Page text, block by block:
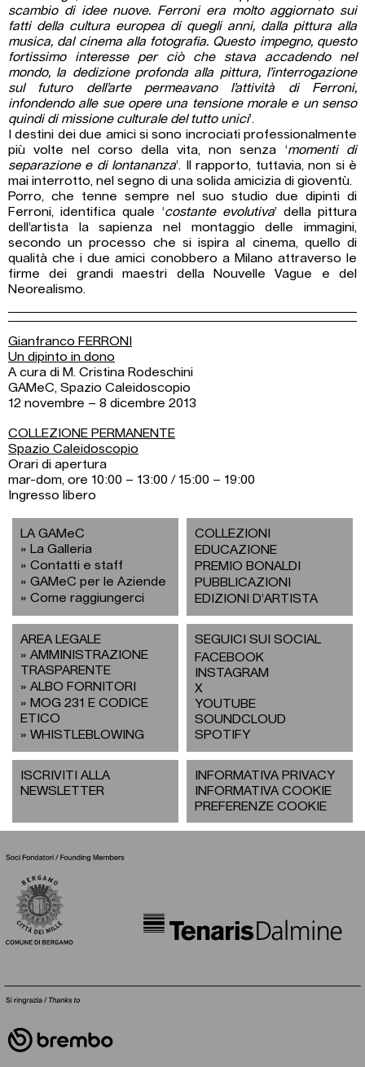
scambio di idee nuove. Ferroni era molto aggiornato sui
fatti della cultura europea di quegli anni, dalla pittura alla
musica, dal cinema alla fotografia. Questo impegno, questo
fortissimo interesse per ciò che stava accadendo nel
mondo, la dedizione profonda alla pittura, l’interrogazione
sul futuro dell’arte permeavano l’attività di Ferroni,
infondendo alle sue opere una tensione morale e un senso
quindi di missione culturale del tutto unici’.
I destini dei due amici si sono incrociati professionalmente
più volte nel corso della vita, non senza ‘momenti di
separazione e di lontananza’. Il rapporto, tuttavia, non si è
mai interrotto, nel segno di una solida amicizia di gioventù.
Porro, che tenne sempre nel suo studio due dipinti di
Ferroni, identifica quale ‘costante evolutiva’ della pittura
dell’artista la sapienza nel montaggio delle immagini,
secondo un processo che si ispira al cinema, quello di
qualità che i due amici conobbero a Milano attraverso le
firme dei grandi maestri della Nouvelle Vague e del
Neorealismo.
Gianfranco FERRONI
Un dipinto in dono
A cura di M. Cristina Rodeschini
GAMeC, Spazio Caleidoscopio
12 novembre – 8 dicembre 2013
COLLEZIONE PERMANENTE
Spazio Caleidoscopio
Orari di apertura
mar-dom, ore 10:00 – 13:00 / 15:00 – 19:00
Ingresso libero
LA GAMeC
La Galleria
Contatti e staff
GAMeC per le Aziende
Come raggiungerci
COLLEZIONI
EDUCAZIONE
PREMIO BONALDI
PUBBLICAZIONI
EDIZIONI D’ARTISTA
AREA LEGALE
AMMINISTRAZIONE
TRASPARENTE
ALBO FORNITORI
MOG 231 E CODICE
ETICO
WHISTLEBLOWING
SEGUICI SUI SOCIAL
FACEBOOK
INSTAGRAM
X
YOUTUBE
SOUNDCLOUD
SPOTIFY
ISCRIVITI ALLA
NEWSLETTER
INFORMATIVA PRIVACY
INFORMATIVA COOKIE
PREFERENZE COOKIE